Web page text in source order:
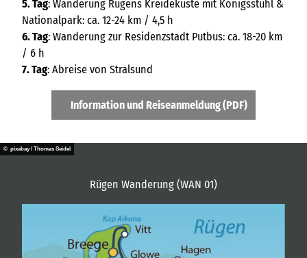
5. Tag: Wanderung Rügens Kreideküste mit Königsstuhl &
Nationalpark: ca. 12-24 km / 4,5 h
6. Tag: Wanderung zur Residenzstadt Putbus: ca. 18-20 km
/ 6 h
7. Tag: Abreise von Stralsund
Information und Reiseanmeldung (PDF)
© pixabay / Thomas Seidel
Rügen Wanderung (WAN 01)